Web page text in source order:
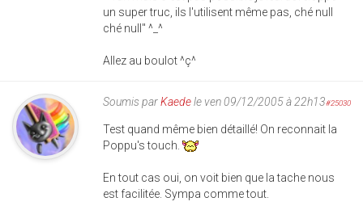
un super truc, ils l'utilisent même pas, ché null
ché null" ^_^
Allez au boulot ^ç^
Soumis parKaedele ven 09/12/2005 à 22h13#25030
Test quand même bien détaillé! On reconnait la
Poppu's touch.
En tout cas oui, on voit bien que la tache nous
est facilitée. Sympa comme tout.